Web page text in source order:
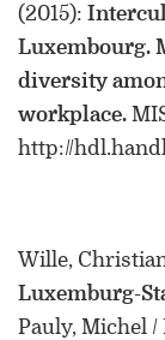
(2015):
Luxembourg.
diversity
workplace.
http://
Wille,
Luxemburg-
Pauly, Michel